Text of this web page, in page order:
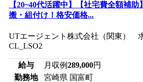
【20~40代活躍中】【社宅費全額補
搬・組付け！格安価格...
UTエージェント株式会社（関東）
CL_LSO2
給与 月収例289,000円
勤務地
宮崎県 国富町